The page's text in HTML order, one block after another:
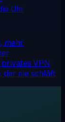
Uhr
mehr
VPN
der nie schläft